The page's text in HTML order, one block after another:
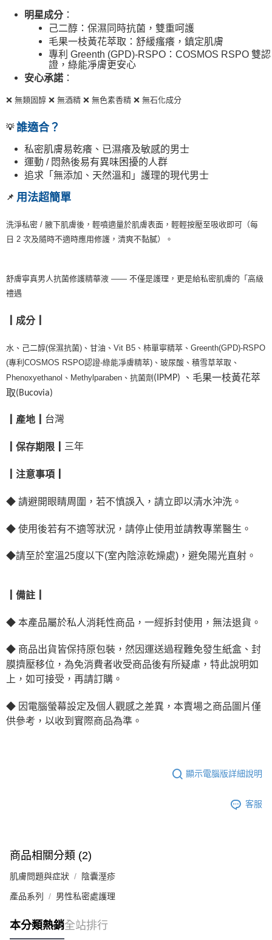
明星成分：
己二醇：保濕同時抗菌，雙重呵護
毛果一枝黃花萃取：舒緩瘙癢，鎮定肌膚
專利 Greenth (GPD)-RSPO ： COSMOS RSPO 雙認
證，綠能凈膚更安心
安心承諾 ：
❌ 無類固醇 ❌ 無酒精 ❌ 無色素香精 ❌ 無石化成分
💡 誰適合？
私密肌膚易乾癢、已濕癢及敏感的男士
運動 / 悶熱後易有異味困擾的人群
追求「無添加、天然溫和」護理的現代男士
📌 用法超簡單
洗淨私密 / 腋下肌膚後，輕噴適量於肌膚表面，輕輕按壓至吸收即可（每
日 2 次及隨時不適時應用修護，清爽不黏膩）。
舒膚寧真男人抗菌修護精華液 —— 不僅是護理，更是給私密肌膚的「高級
禮遇
┃成分┃
水、己二醇(保濕抗菌) 、甘油、 Vit B5 、柿單寧精萃、 Greenth(GPD)-RSPO
(專利 COSMOS RSPO認證-綠能凈膚精萃) 、玻尿酸、積雪草萃取、
Phenoxyethanol 、 Methylparaben 、抗菌劑(IPMP)
、毛果一枝黃花萃
取(Bucovia)
┃產地┃ 台灣
┃保存期限┃ 三年
┃注意事項┃
◆ 請避開眼睛周圍，若不慎誤入，請立即以清水沖洗。
◆ 使用後若有不適等狀況，請停止使用並請教專業醫生。
◆請至於室溫25度以下(室內陰涼乾燥處)，避免陽光直射。
┃備註┃
◆ 本產品屬於私人消耗性商品，一經拆封使用，無法退貨。
◆ 商品出貨皆保持原包裝，然因運送過程難免發生紙盒、封
膜擠壓移位，為免消費者收受商品後有所疑慮，特此說明如
上，如可接受，再請訂購。
◆ 因電腦螢幕設定及個人觀感之差異，本賣場之商品圖片僅
供參考，以收到實際商品為準。
顯示電腦版詳細說明
客服
商品相關分類 (2)
肌膚問題與症狀 陰囊溼疹
產品系列 男性私密處護理
本分類熱銷全站排行